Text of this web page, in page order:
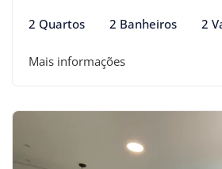
2 Quartos 2 Banheiros 2
Mais informações